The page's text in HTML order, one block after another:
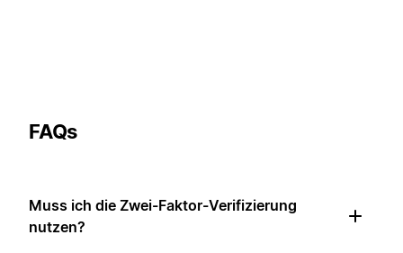
FAQs
Muss ich die Zwei-Faktor-Verifizierung
nutzen?